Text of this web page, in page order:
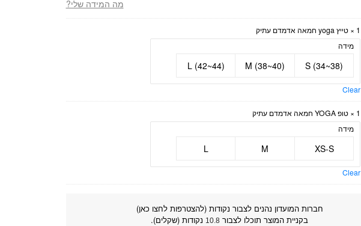
מה המידה שלי?
1 ×
טייץ yoga חמאה אדמדם עתיק
מידה
S (34~38)
M (38~40)
L (42~44)
Clear
1 ×
טופ YOGA חמאה אדמדם עתיק
מידה
XS-S
M
L
Clear
חברות המועדון נהנים לצבור נקודות (להצטרפות לחצו כאן)
בקניית המוצר תוכלו לצבור 10.8 נקודות (שקלים).